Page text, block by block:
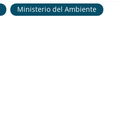
Ministerio del Ambiente